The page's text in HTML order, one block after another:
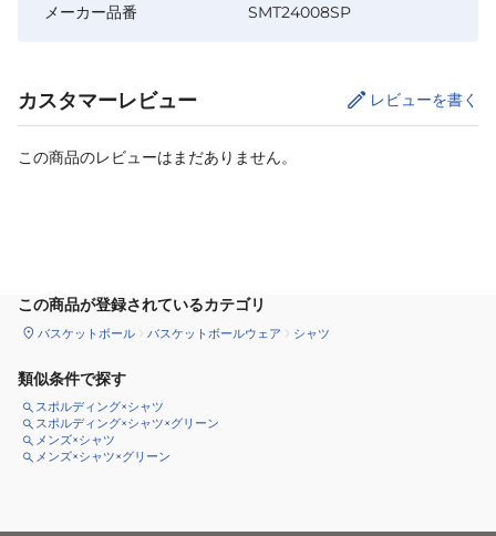
メーカー品番
SMT24008SP
カスタマーレビュー レビューを書く
この商品のレビューはまだありません。
この商品が登録されているカテゴリ
バスケットボール バスケットボールウェア シャツ
類似条件で探す
スポルディング×シャツ
スポルディング×シャツ×グリーン
メンズ×シャツ
メンズ×シャツ×グリーン